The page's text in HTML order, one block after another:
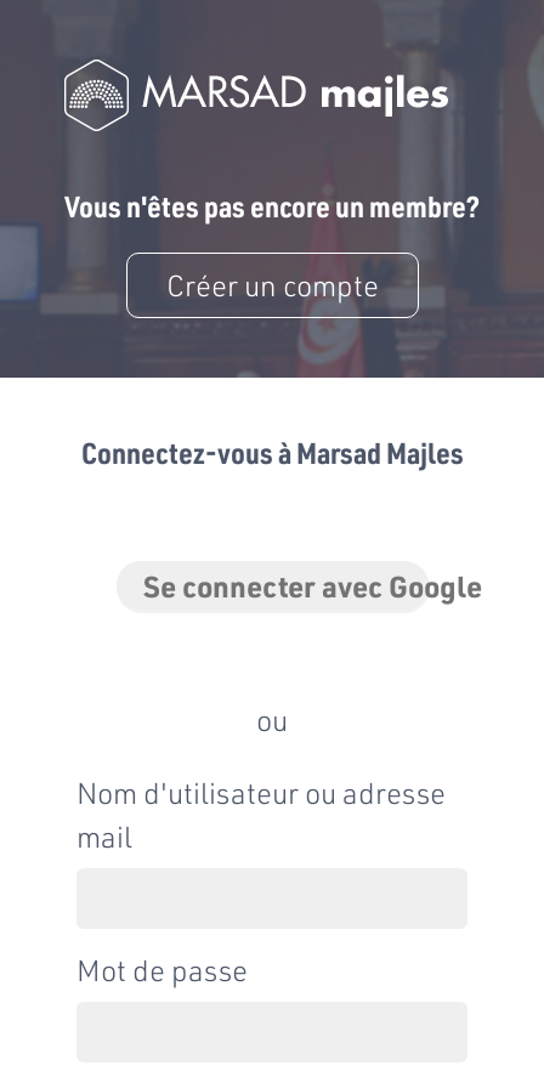
Vous n'êtes pas encore un membre?
Créer un compte
Connectez-vous à Marsad Majles
Se connecter avec Google
ou
Nom d'utilisateur ou adresse
mail
Mot de passe